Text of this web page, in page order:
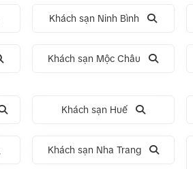
Khách sạn Ninh Bình
Khách sạn Mộc Châu
Khách sạn Huế
Khách sạn Nha Trang